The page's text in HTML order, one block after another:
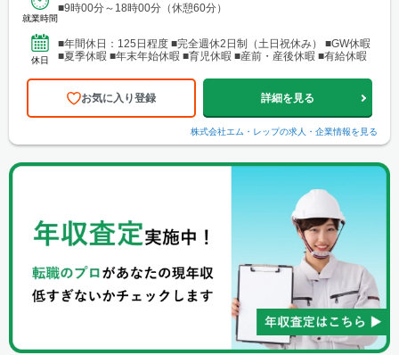
就業時間
■9時00分～18時00分（休憩60分）
休日
■年間休日：125日程度 ■完全週休2日制（土日祝休み） ■GW休暇
■夏季休暇 ■年末年始休暇 ■育児休暇 ■産前・産後休暇 ■有給休暇
お気に入り登録 詳細を見る
株式会社エム・レップの求人・企業情報を見る